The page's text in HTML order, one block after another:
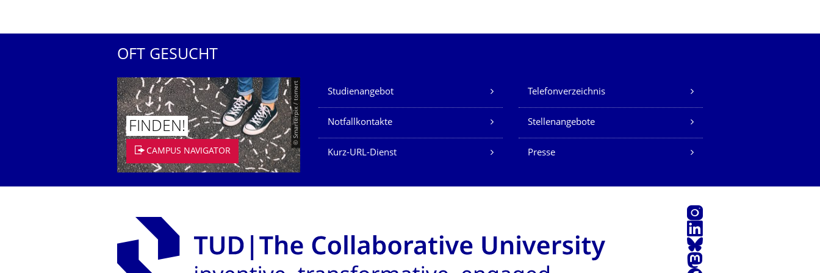
OFT GESUCHT
© Smarterpix / tomert
FINDEN!
CAMPUS NAVIGATOR
Unsere Dienste
Studienangebot Telefonverzeichnis
Notfallkontakte Stellenangebote
Kurz-URL-Dienst Presse
Instagram
LinkedIn
Bluesky
Mastodon